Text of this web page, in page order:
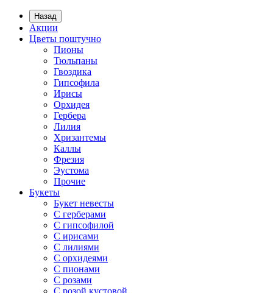
Назад
Акции
Цветы поштучно
Пионы
Тюльпаны
Гвоздика
Гипсофила
Ирисы
Орхидея
Гербера
Лилия
Хризантемы
Каллы
Фрезия
Эустома
Прочие
Букеты
Букет невесты
С герберами
С гипсофилой
С ирисами
С лилиями
С орхидеями
С пионами
С розами
С розой кустовой